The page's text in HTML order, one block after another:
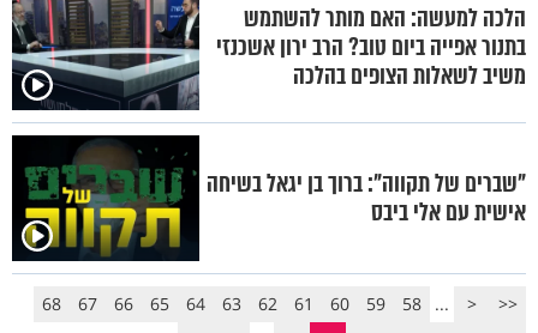
הלכה למעשה: האם מותר להשתמש
בתנור אפייה ביום טוב? הרב ירון אשכנזי
משיב לשאלות הצופים בהלכה
"שברים של תקווה": ברוך בן יגאל בשיחה
אישית עם אלי ביבס
<<
<
...
58
59
60
61
62
63
64
65
66
67
68